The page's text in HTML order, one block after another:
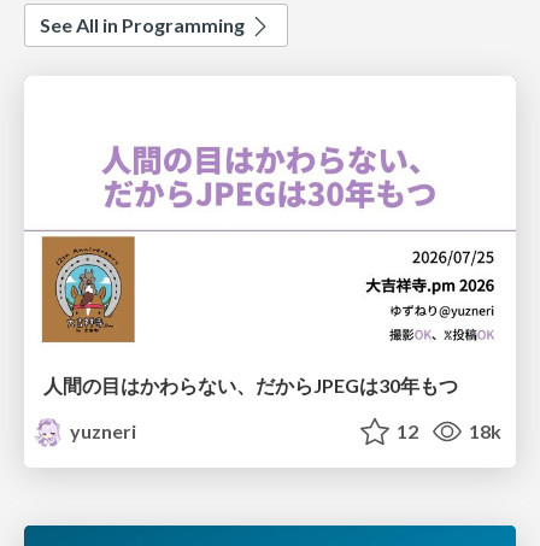
See All in Programming
人間の目はかわらない、だからJPEGは30年もつ
yuzneri
12 18k